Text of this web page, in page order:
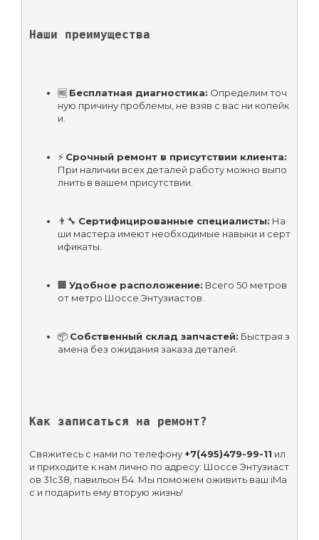
Наши преимущества
🆓 Бесплатная диагностика: Определим точ
ную причину проблемы, не взяв с вас ни копейк
и.
⚡ Срочный ремонт в присутствии клиента:
При наличии всех деталей работу можно выпо
лнить в вашем присутствии.
👨‍🔧 Сертифицированные специалисты: На
ши мастера имеют необходимые навыки и серт
ификаты.
🏢 Удобное расположение: Всего 50 метров
от метро Шоссе Энтузиастов.
📦 Собственный склад запчастей: Быстрая з
амена без ожидания заказа деталей.
Как записаться на ремонт?
Свяжитесь с нами по телефону +7(495)479-99-11 ил
и приходите к нам лично по адресу: Шоссе Энтузиаст
ов 31с38, павильон Б4. Мы поможем оживить ваш iMa
c и подарить ему вторую жизнь!